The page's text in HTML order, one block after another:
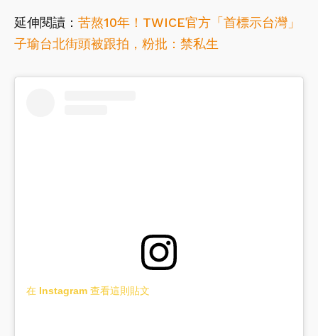
延伸閱讀： 苦熬10年！TWICE官方「首標示台灣」
子瑜台北街頭被跟拍，粉批：禁私生
在 Instagram 查看這則貼文